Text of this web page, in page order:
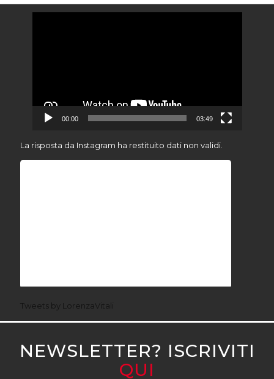
00:00 03:49
La risposta da Instagram ha restituito dati non validi.
Tweets by LorenzaVitali
NEWSLETTER? ISCRIVITI
QUI